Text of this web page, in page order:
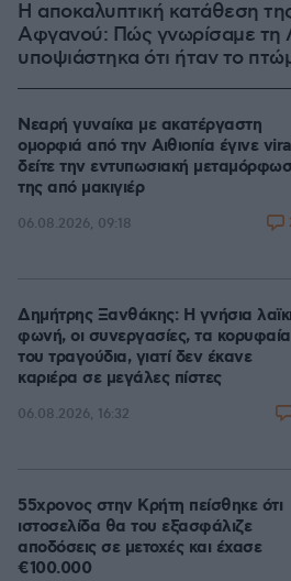
Η αποκαλυπτική κατάθεση
Αφγανού: Πώς γνωρίσαμε τη
υποψιάστηκα ότι ήταν το
Νεαρή γυναίκα με ακατέργαστη
ομορφιά από την Αιθιοπία έγινε
δείτε την εντυπωσιακή
της από μακιγιέρ
06.08.2026, 09:18
Δημήτρης Ξανθάκης: Η γνήσια
φωνή, οι συνεργασίες, τα κορυφαία
του τραγούδια, γιατί δεν έκανε
καριέρα σε μεγάλες πίστες
06.08.2026, 16:32
55χρονος στην Κρήτη πείσθηκε ότι
ιστοσελίδα θα του εξασφάλιζε
αποδόσεις σε μετοχές και έχασε
€100.000